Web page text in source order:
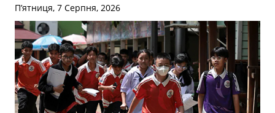
П’ятниця, 7 Серпня, 2026